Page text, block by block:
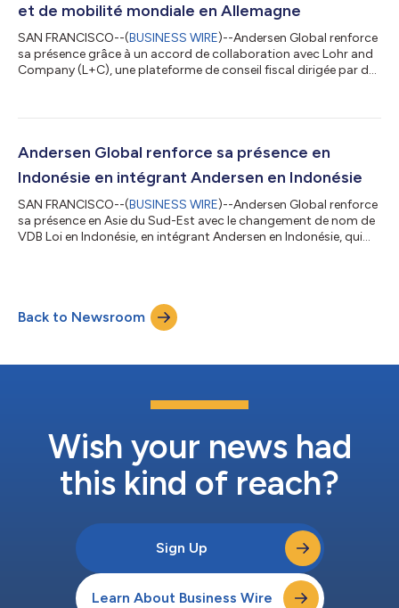
et de mobilité mondiale en Allemagne
SAN FRANCISCO--(BUSINESS WIRE)--Andersen Global renforce
sa présence grâce à un accord de collaboration avec Lohr and
Company (L+C), une plateforme de conseil fiscal dirigée par des
mobilité mondiale et de prix de transfert. Basée en Allemagne et
et entreprises familiales, des family offices, des fondation...
Andersen Global renforce sa présence en
Indonésie en intégrant Andersen en Indonésie
SAN FRANCISCO--(BUSINESS WIRE)--Andersen Global renforce
sa présence en Asie du Sud-Est avec le changement de nom de
VDB Loi en Indonésie, en intégrant Andersen en Indonésie, qui
le marché indonésien. Le cabinet combine une longue
expérience du marché avec une approche pragmatique visant à
Back to Newsroom
Wish your news had
this kind of reach?
Sign Up
Learn About Business Wire